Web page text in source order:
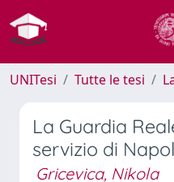
UNITesi Tutte le tesi
La Guardia
servizio di
Gricevica, Nikola